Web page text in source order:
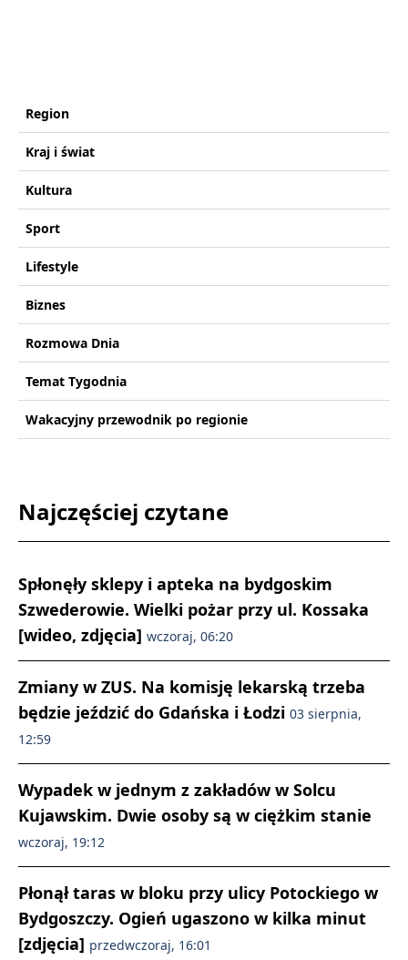
Region
Kraj i świat
Kultura
Sport
Lifestyle
Biznes
Rozmowa Dnia
Temat Tygodnia
Wakacyjny przewodnik po regionie
Najczęściej czytane
Spłonęły sklepy i apteka na bydgoskim
Szwederowie. Wielki pożar przy ul. Kossaka
[wideo, zdjęcia] wczoraj, 06:20
Zmiany w ZUS. Na komisję lekarską trzeba
będzie jeździć do Gdańska i Łodzi 03 sierpnia,
12:59
Wypadek w jednym z zakładów w Solcu
Kujawskim. Dwie osoby są w ciężkim stanie
wczoraj, 19:12
Płonął taras w bloku przy ulicy Potockiego w
Bydgoszczy. Ogień ugaszono w kilka minut
[zdjęcia] przedwczoraj, 16:01